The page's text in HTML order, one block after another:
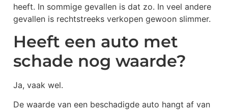
heeft. In sommige gevallen is dat zo. In veel andere
gevallen is rechtstreeks verkopen gewoon slimmer.
Heeft een auto met
schade nog waarde?
Ja, vaak wel.
De waarde van een beschadigde auto hangt af van